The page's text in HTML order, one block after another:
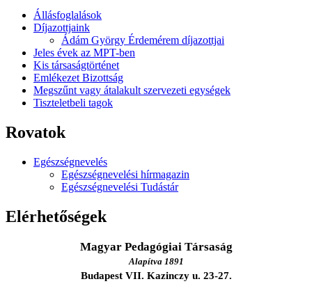
Állásfoglalások
Díjazottjaink
Ádám György Érdemérem díjazottjai
Jeles évek az MPT-ben
Kis társaságtörténet
Emlékezet Bizottság
Megszűnt vagy átalakult szervezeti egységek
Tiszteletbeli tagok
Rovatok
Egészségnevelés
Egészségnevelési hírmagazin
Egészségnevelési Tudástár
Elérhetőségek
Magyar Pedagógiai Társaság
Alapítva 1891
Budapest VII. Kazinczy u. 23-27.